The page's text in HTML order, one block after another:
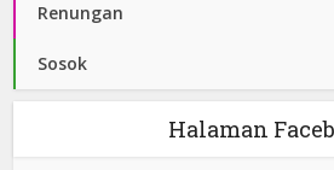
Renungan
Sosok
Halaman